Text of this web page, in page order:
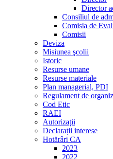
Director
Consiliul de
Comisia de
Comisii
Deviza
Misiunea şcolii
Istoric
Resurse umane
Resurse materiale
Plan managerial, PDI
Regulament de
Cod Etic
RAEI
Autorizații
Declarații interese
Hotărâri CA
2023
2022